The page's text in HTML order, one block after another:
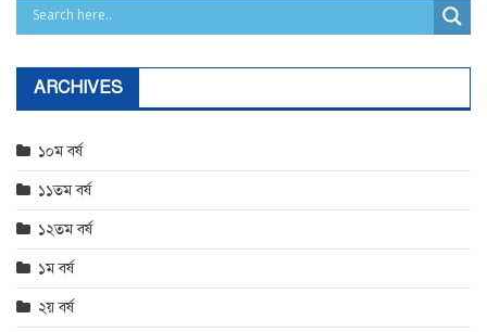
ARCHIVES
১০ম বর্ষ
১১তম বর্ষ
১২তম বর্ষ
১ম বর্ষ
২য় বর্ষ